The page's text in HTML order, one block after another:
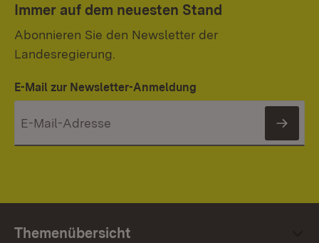
Immer auf dem neuesten Stand
Abonnieren Sie den Newsletter der
Landesregierung.
E-Mail zur Newsletter-Anmeldung
Themenübersicht